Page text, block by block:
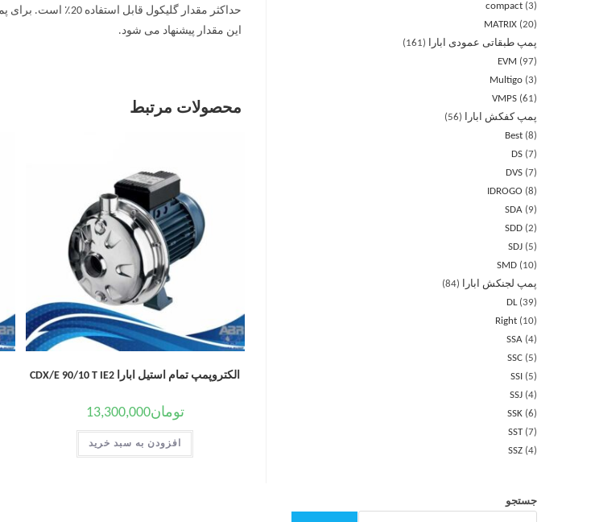
این مقدار پیشنهاد می شود.
محصولات مرتبط
الکتروپمپ تمام استیل ابارا CDX/E 90/10 T IE2
تومان13,300,000
افزودن به سبد خرید
compact 3
MATRIX 20
پمپ طبقاتی عمودی ابارا
161
EVM
97
Multigo 3
VMPS 61
پمپ کفکش ابارا
56
Best 8
DS 7
DVS 7
IDROGO
8
SDA
9
SDD 2
SDJ
5
SMD
10
پمپ لجنکش ابارا
84
DL 39
Right
10
SSA 4
SSC
5
SSI
5
SSJ 4
SSK 6
SST 7
SSZ 4
جستجو